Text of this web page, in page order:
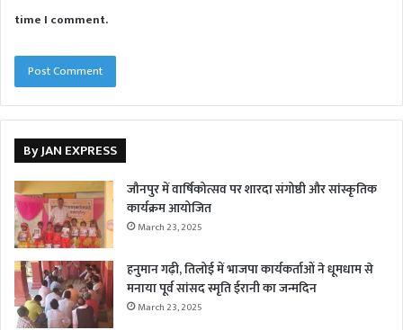
time I comment.
By JAN EXPRESS
जौनपुर में वार्षिकोत्सव पर शारदा संगोष्ठी और सांस्कृतिक
कार्यक्रम आयोजित
March 23, 2025
हनुमान गढ़ी, तिलोई में भाजपा कार्यकर्ताओं ने धूमधाम से
मनाया पूर्व सांसद स्मृति ईरानी का जन्मदिन
March 23, 2025